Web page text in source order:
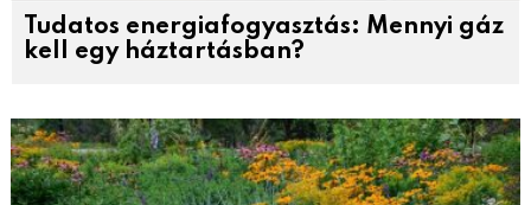
Tudatos energiafogyasztás: Mennyi gáz
kell egy háztartásban?